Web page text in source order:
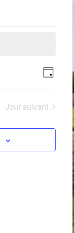
vues
Jour
Jour suivant